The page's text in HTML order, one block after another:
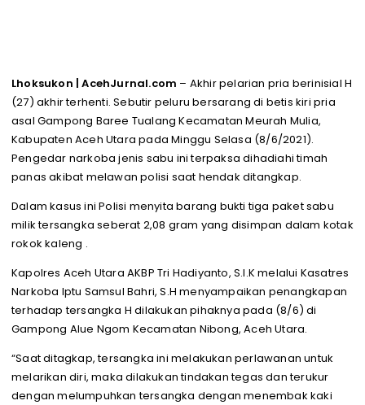
Lhoksukon | AcehJurnal.com – Akhir pelarian pria berinisial H
(27) akhir terhenti. Sebutir peluru bersarang di betis kiri pria
asal Gampong Baree Tualang Kecamatan Meurah Mulia,
Kabupaten Aceh Utara pada Minggu Selasa (8/6/2021).
Pengedar narkoba jenis sabu ini terpaksa dihadiahi timah
panas akibat melawan polisi saat hendak ditangkap.
Dalam kasus ini Polisi menyita barang bukti tiga paket sabu
milik tersangka seberat 2,08 gram yang disimpan dalam kotak
rokok kaleng .
Kapolres Aceh Utara AKBP Tri Hadiyanto, S.I.K melalui Kasatres
Narkoba Iptu Samsul Bahri, S.H menyampaikan penangkapan
terhadap tersangka H dilakukan pihaknya pada (8/6) di
Gampong Alue Ngom Kecamatan Nibong, Aceh Utara.
“Saat ditagkap, tersangka ini melakukan perlawanan untuk
melarikan diri, maka dilakukan tindakan tegas dan terukur
dengan melumpuhkan tersangka dengan menembak kaki